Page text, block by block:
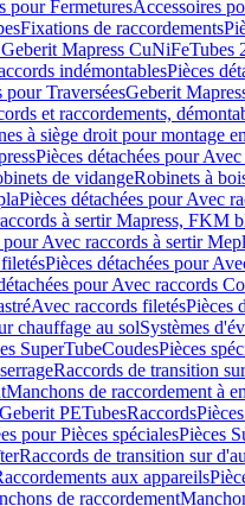
pour FermeturesAccessoires
Fixations de raccordements
Mapress CuNiFeTubes
indémontablesPièces
pour TraverséesGeberit
et raccordements,
à siège droit pour montage
Pièces détachées pour
de vidangeRobinets à
Pièces détachées pour Avec
à sertir Mapress, FKM
pour Avec raccords à sertir
Pièces détachées pour
pour Avec raccords
Avec raccords filetésPièces
chauffage au solSystèmes
SuperTubeCoudesPièces
Raccords de transition
Manchons de raccordement à
Geberit PETubesRaccords
pour Pièces spécialesPièces
Raccords de transition sur
aux appareils
de raccordement